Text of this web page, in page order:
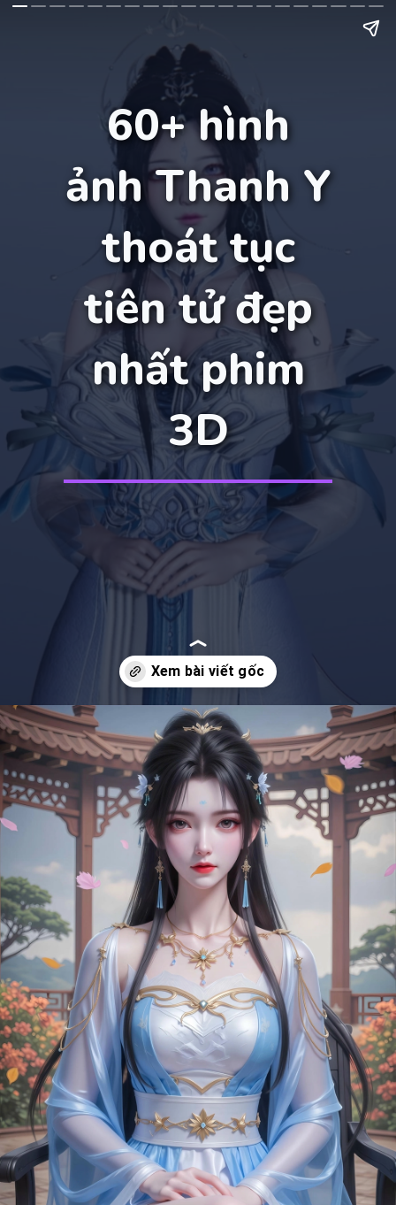
60+ hình
ảnh Thanh Y
thoát tục
tiên tử đẹp
nhất phim
3D
Đang mởhttps://manhua.edu.vn/thanh-y